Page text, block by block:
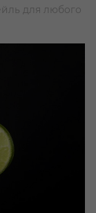
для любого